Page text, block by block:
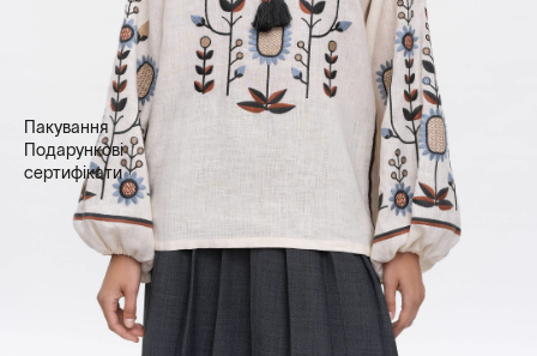
Пакування
Подарункові
сертифікати